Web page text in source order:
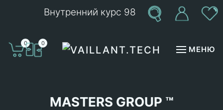
Внутренний курс 98
0 0
МЕНЮ
MASTERS GROUP ™